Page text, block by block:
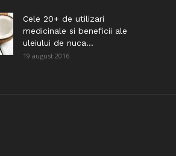
Cele 20+ de utilizari
medicinale si beneficii ale
uleiului de nuca...
19 august 2016